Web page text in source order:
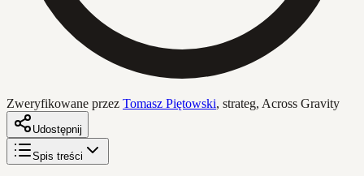
Zweryfikowane przez Tomasz Piętowski, strateg, Across Gravity
Udostępnij
Spis treści